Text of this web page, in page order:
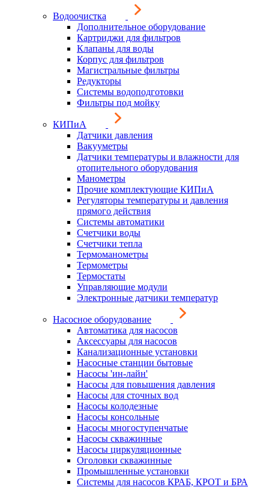
Водоочистка
Дополнительное оборудование
Картриджи для фильтров
Клапаны для воды
Корпус для фильтров
Магистральные фильтры
Редукторы
Системы водоподготовки
Фильтры под мойку
КИПиА
Датчики давления
Вакууметры
Датчики температуры и влажности для
отопительного оборудования
Манометры
Прочие комплектующие КИПиА
Регуляторы температуры и давления
прямого действия
Системы автоматики
Счетчики воды
Счетчики тепла
Термоманометры
Термометры
Термостаты
Управляющие модули
Электронные датчики температур
Насосное оборудование
Автоматика для насосов
Аксессуары для насосов
Канализационные установки
Насосные станции бытовые
Насосы 'ин-лайн'
Насосы для повышения давления
Насосы для сточных вод
Насосы колодезные
Насосы консольные
Насосы многоступенчатые
Насосы скважинные
Насосы циркуляционные
Оголовки скважинные
Промышленные установки
Системы для насосов КРАБ, КРОТ и БРА